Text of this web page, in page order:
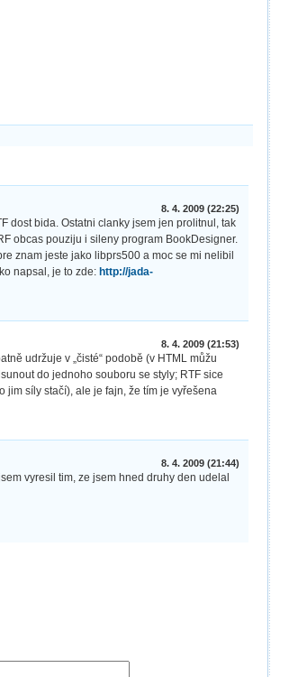
8. 4. 2009 (22:25)
dost bida. Ostatni clanky jsem jen prolitnul, tak
obcas pouziju i sileny program BookDesigner.
znam jeste jako libprs500 a moc se mi nelibil
napsal, je to zde: http://jada-
8. 4. 2009 (21:53)
udržuje v „čisté“ podobě (v HTML můžu
do jednoho souboru se styly; RTF sice
jim síly stačí), ale je fajn, že tím je vyřešena
8. 4. 2009 (21:44)
vyresil tim, ze jsem hned druhy den udelal